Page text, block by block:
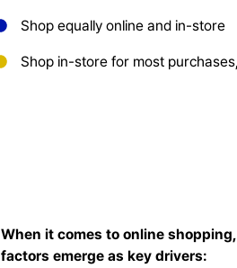
Shop equally online and in-store
Shop in-store for most
When it comes to online
factors emerge as key drivers: